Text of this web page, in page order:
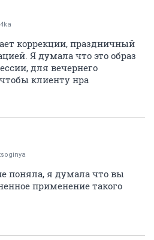
коррекции, праздничный
Я думала что это образ
для вечернего
клиенту нра
поняла, я думала что вы
применение такого